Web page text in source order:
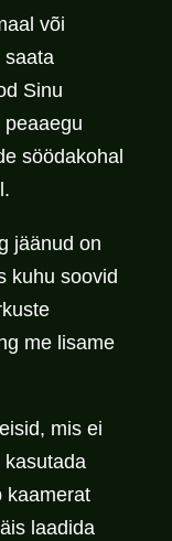
või
saata
Sinu
söödakohal
jäänud on
kuhu soovid
me lisame
mis ei
kasutada
kaamerat
laadida